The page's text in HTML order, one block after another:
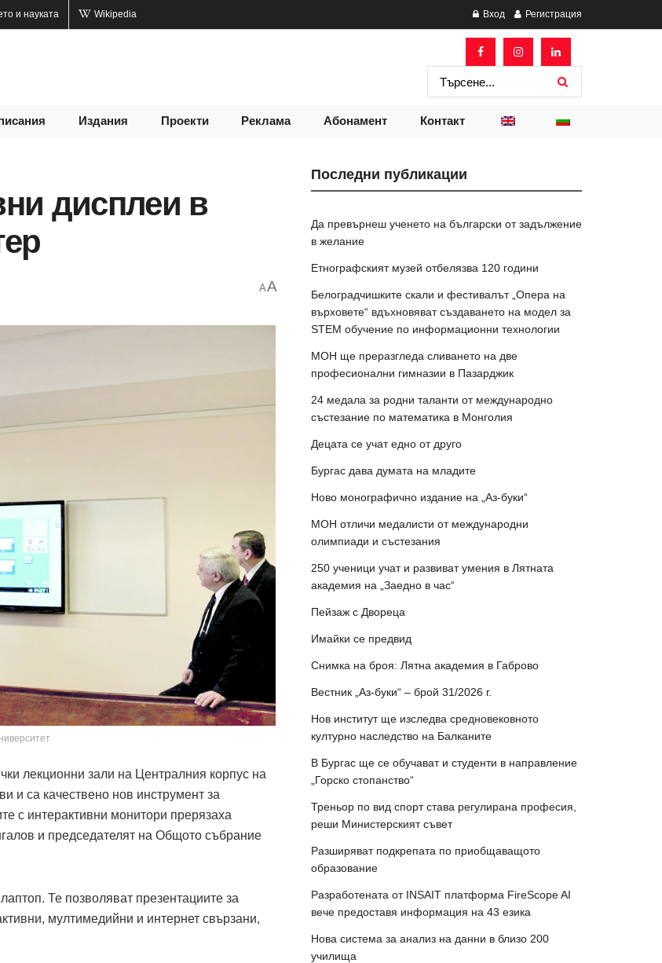
и науката Wikipedia Вход Регистрация
Издания Проекти Реклама Абонамент Контакт
дисплеи в
AA
лекционни зали на Централния корпус на
и са качествено нов инструмент за
с интерактивни монитори прерязаха
и председателят на Общото събрание
Те позволяват презентациите за
мултимедийни и интернет свързани,
Последни публикации
Да превърнеш ученето на български от задължение
в желание
Етнографският музей отбелязва 120 години
Белоградчишките скали и фестивалът „Опера на
върховете“ вдъхновяват създаването на модел за
STEM обучение по информационни технологии
МОН ще преразгледа сливането на две
професионални гимназии в Пазарджик
24 медала за родни таланти от международно
състезание по математика в Монголия
Децата се учат едно от друго
Бургас дава думата на младите
Ново монографично издание на „Аз-буки“
МОН отличи медалисти от международни
олимпиади и състезания
250 ученици учат и развиват умения в Лятната
академия на „Заедно в час“
Пейзаж с Двореца
Имайки се предвид
Снимка на броя: Лятна академия в Габрово
Вестник „Аз-буки“ – брой 31/2026 г.
Нов институт ще изследва средновековното
културно наследство на Балканите
В Бургас ще се обучават и студенти в направление
„Горско стопанство“
Треньор по вид спорт става регулирана професия,
реши Министерският съвет
Разширяват подкрепата по приобщаващото
образование
Разработената от INSAIT платформа FireScope AI
вече предоставя информация на 43 езика
Нова система за анализ на данни в близо 200
училища